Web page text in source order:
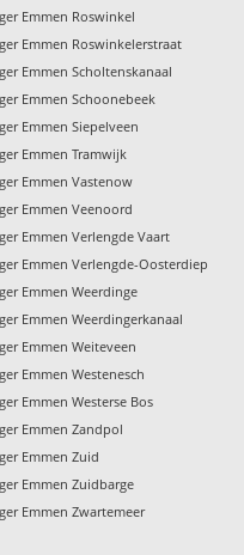
Emmen Roswinkel
Emmen Roswinkelerstraat
Emmen Scholtenskanaal
Emmen Schoonebeek
Emmen Siepelveen
Emmen Tramwijk
Emmen Vastenow
Emmen Veenoord
Emmen Verlengde Vaart
Emmen Verlengde-Oosterdiep
Emmen Weerdinge
Emmen Weerdingerkanaal
Emmen Weiteveen
Emmen Westenesch
Emmen Westerse Bos
Emmen Zandpol
Emmen Zuid
Emmen Zuidbarge
Emmen Zwartemeer